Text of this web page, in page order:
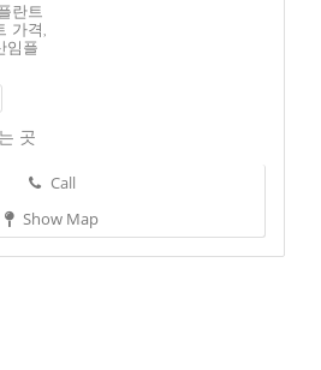
란트
가격,
임플
곳
Call
Show Map